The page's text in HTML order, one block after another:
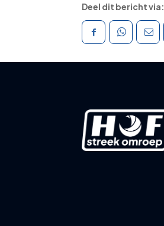
Deel dit bericht via: